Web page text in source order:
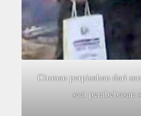
Ciuman perpisahan dari
saat pembebasan